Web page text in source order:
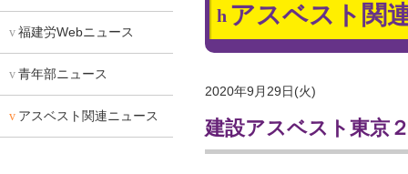
アスベスト関
2020年9月29日(火)
建設アスベスト東京
福建労Webニュース
青年部ニュース
アスベスト関連ニュース